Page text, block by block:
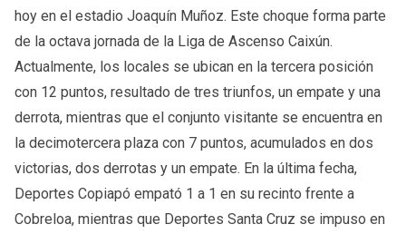
hoy en el estadio Joaquín Muñoz. Este choque forma parte
de la octava jornada de la Liga de Ascenso Caixún.
Actualmente, los locales se ubican en la tercera posición
con 12 puntos, resultado de tres triunfos, un empate y una
derrota, mientras que el conjunto visitante se encuentra en
la decimotercera plaza con 7 puntos, acumulados en dos
victorias, dos derrotas y un empate. En la última fecha,
Deportes Copiapó empató 1 a 1 en su recinto frente a
Cobreloa, mientras que Deportes Santa Cruz se impuso en